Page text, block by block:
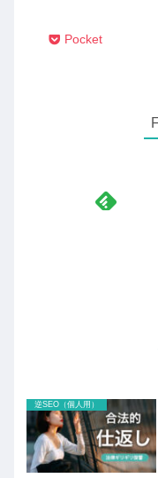
Pocket
逆SEO（個人用）